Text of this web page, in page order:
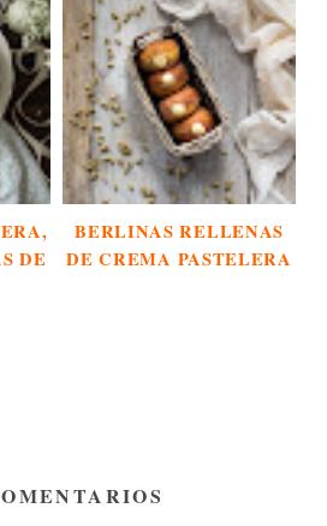
DE
BERLINAS RELLENAS
DE CREMA PASTELERA